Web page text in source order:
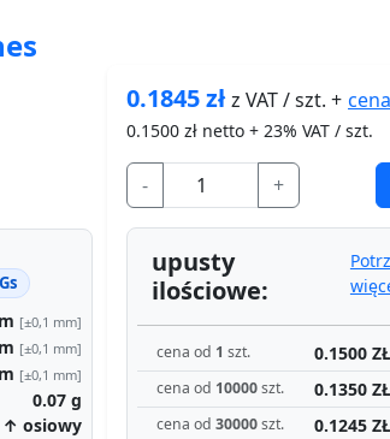
[±0,1 mm]
[±0,1 mm]
[±0,1 mm]
0.07 g
↑ osiowy
0.1845złz VAT / szt. +
0.1500 zł netto + 23% VAT / szt.
- +
upusty
ilościowe:
cena od 1 szt. 0.1500 ZŁ
cena od 10000szt. 0.1350 ZŁ
cena od 30000szt. 0.1245 ZŁ